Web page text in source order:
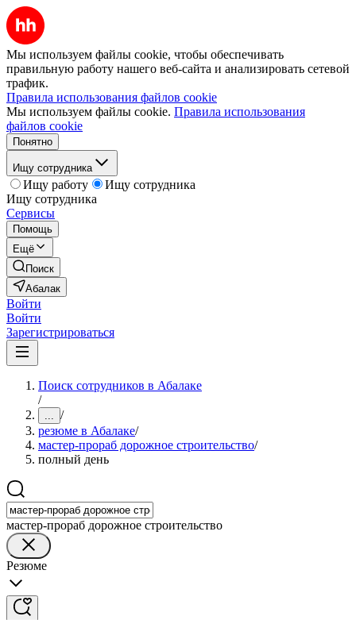
Мы используем файлы cookie, чтобы обеспечивать
правильную работу нашего веб-сайта и анализировать сетевой
трафик.
Правила использования файлов cookie
Мы используем файлы cookie. Правила использования
файлов cookie
Понятно
Ищу сотрудника
Ищу работу
Ищу сотрудника
Ищу сотрудника
Сервисы
Помощь
Ещё
Поиск
Абалак
Войти
Войти
Зарегистрироваться
Поиск сотрудников в Абалаке
/
... /
резюме в Абалаке/
мастер-прораб дорожное строительство/
полный день
мастер-прораб дорожное строительство
Резюме